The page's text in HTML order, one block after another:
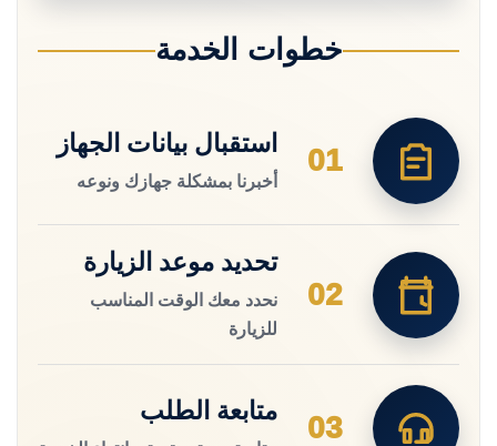
خطوات الخدمة
01
استقبال بيانات الجهاز
أخبرنا بمشكلة جهازك ونوعه
02
تحديد موعد الزيارة
نحدد معك الوقت المناسب
للزيارة
03
متابعة الطلب